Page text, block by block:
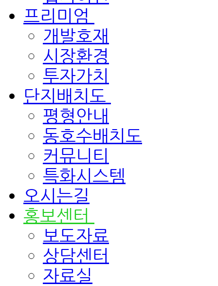
프리미엄
개발호재
시장환경
투자가치
단지배치도
평형안내
동호수배치도
커뮤니티
특화시스템
오시는길
홍보센터
보도자료
상담센터
자료실